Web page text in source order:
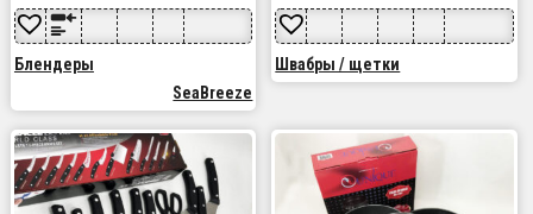
Блендеры
SeaBreeze
Швабры / щетки